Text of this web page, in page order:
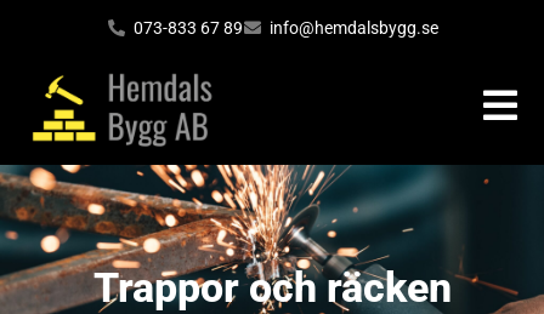
073-833 67 89 info@hemdalsbygg.se
Trappor och räcken